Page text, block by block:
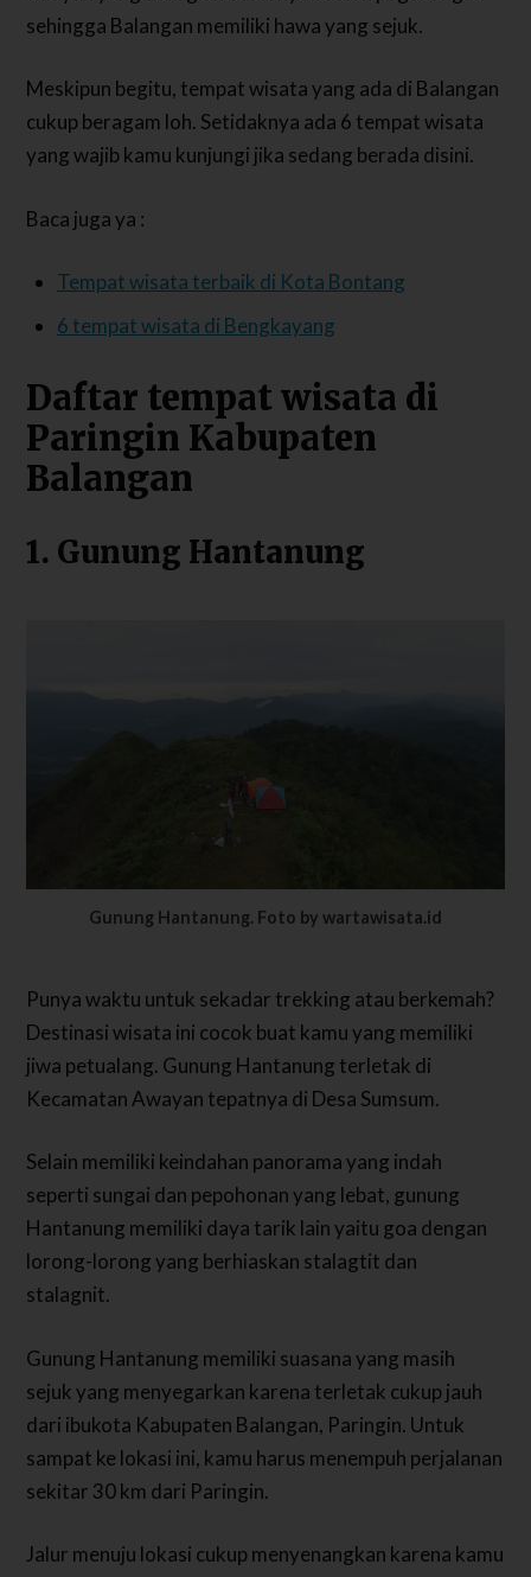
sehingga Balangan memiliki hawa yang sejuk.
Meskipun begitu, tempat wisata yang ada di Balangan
cukup beragam loh. Setidaknya ada 6 tempat wisata
yang wajib kamu kunjungi jika sedang berada disini.
Baca juga ya :
Tempat wisata terbaik di Kota Bontang
6 tempat wisata di Bengkayang
Daftar tempat wisata di
Paringin Kabupaten
Balangan
1. Gunung Hantanung
Gunung Hantanung. Foto by wartawisata.id
Punya waktu untuk sekadar trekking atau berkemah?
Destinasi wisata ini cocok buat kamu yang memiliki
jiwa petualang. Gunung Hantanung terletak di
Kecamatan Awayan tepatnya di Desa Sumsum.
Selain memiliki keindahan panorama yang indah
seperti sungai dan pepohonan yang lebat, gunung
Hantanung memiliki daya tarik lain yaitu goa dengan
lorong-lorong yang berhiaskan stalagtit dan
stalagnit.
Gunung Hantanung memiliki suasana yang masih
sejuk yang menyegarkan karena terletak cukup jauh
dari ibukota Kabupaten Balangan, Paringin. Untuk
sampat ke lokasi ini, kamu harus menempuh perjalanan
sekitar 30 km dari Paringin.
Jalur menuju lokasi cukup menyenangkan karena kamu